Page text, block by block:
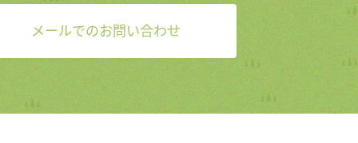
メールでのお問い合わせ